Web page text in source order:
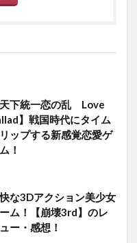
天下統一恋の乱 Love
】戦国時代にタイム
ップする新感覚恋愛ゲ
！
な3Dアクション美少女
ム！【崩壊3rd】のレ
ー・感想！